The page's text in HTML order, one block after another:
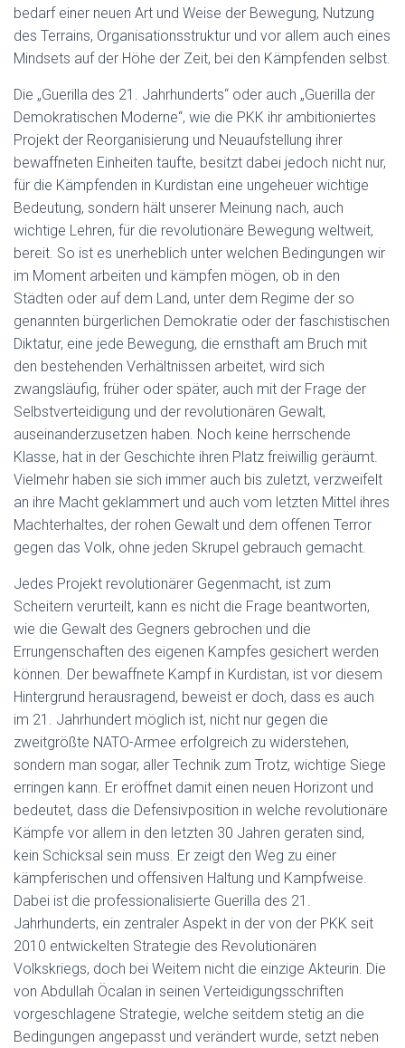
bedarf einer neuen Art und Weise der Bewegung, Nutzung
des Terrains, Organisationsstruktur und vor allem auch eines
Mindsets auf der Höhe der Zeit, bei den Kämpfenden selbst.
Die „Guerilla des 21. Jahrhunderts“ oder auch „Guerilla der
Demokratischen Moderne“, wie die PKK ihr ambitioniertes
Projekt der Reorganisierung und Neuaufstellung ihrer
bewaffneten Einheiten taufte, besitzt dabei jedoch nicht nur,
für die Kämpfenden in Kurdistan eine ungeheuer wichtige
Bedeutung, sondern hält unserer Meinung nach, auch
wichtige Lehren, für die revolutionäre Bewegung weltweit,
bereit. So ist es unerheblich unter welchen Bedingungen wir
im Moment arbeiten und kämpfen mögen, ob in den
Städten oder auf dem Land, unter dem Regime der so
genannten bürgerlichen Demokratie oder der faschistischen
Diktatur, eine jede Bewegung, die ernsthaft am Bruch mit
den bestehenden Verhältnissen arbeitet, wird sich
zwangsläufig, früher oder später, auch mit der Frage der
Selbstverteidigung und der revolutionären Gewalt,
auseinanderzusetzen haben. Noch keine herrschende
Klasse, hat in der Geschichte ihren Platz freiwillig geräumt.
Vielmehr haben sie sich immer auch bis zuletzt, verzweifelt
an ihre Macht geklammert und auch vom letzten Mittel ihres
Machterhaltes, der rohen Gewalt und dem offenen Terror
gegen das Volk, ohne jeden Skrupel gebrauch gemacht.
Jedes Projekt revolutionärer Gegenmacht, ist zum
Scheitern verurteilt, kann es nicht die Frage beantworten,
wie die Gewalt des Gegners gebrochen und die
Errungenschaften des eigenen Kampfes gesichert werden
können. Der bewaffnete Kampf in Kurdistan, ist vor diesem
Hintergrund herausragend, beweist er doch, dass es auch
im 21. Jahrhundert möglich ist, nicht nur gegen die
zweitgrößte NATO-Armee erfolgreich zu widerstehen,
sondern man sogar, aller Technik zum Trotz, wichtige Siege
erringen kann. Er eröffnet damit einen neuen Horizont und
bedeutet, dass die Defensivposition in welche revolutionäre
Kämpfe vor allem in den letzten 30 Jahren geraten sind,
kein Schicksal sein muss. Er zeigt den Weg zu einer
kämpferischen und offensiven Haltung und Kampfweise.
Dabei ist die professionalisierte Guerilla des 21.
Jahrhunderts, ein zentraler Aspekt in der von der PKK seit
2010 entwickelten Strategie des Revolutionären
Volkskriegs, doch bei Weitem nicht die einzige Akteurin. Die
von Abdullah Öcalan in seinen Verteidigungsschriften
vorgeschlagene Strategie, welche seitdem stetig an die
Bedingungen angepasst und verändert wurde, setzt neben